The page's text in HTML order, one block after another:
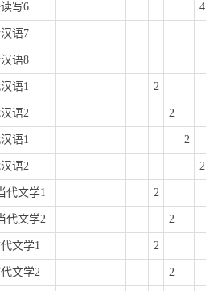
写6 4
语7
语8
语1 2
语2 2
语1 2
语2 2
代文学1 2
代文学2 2
文学1 2
文学2 2